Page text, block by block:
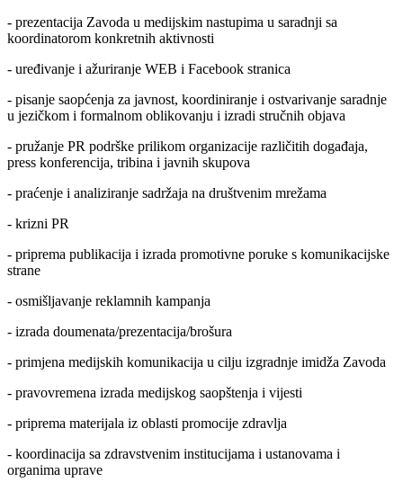
- prezentacija Zavoda u medijskim nastupima u saradnji sa
koordinatorom konkretnih aktivnosti
- uređivanje i ažuriranje WEB i Facebook stranica
- pisanje saopćenja za javnost, koordiniranje i ostvarivanje saradnje
u jezičkom i formalnom oblikovanju i izradi stručnih objava
- pružanje PR podrške prilikom organizacije različitih događaja,
press konferencija, tribina i javnih skupova
- praćenje i analiziranje sadržaja na društvenim mrežama
- krizni PR
- priprema publikacija i izrada promotivne poruke s komunikacijske
strane
- osmišljavanje reklamnih kampanja
- izrada doumenata/prezentacija/brošura
- primjena medijskih komunikacija u cilju izgradnje imidža Zavoda
- pravovremena izrada medijskog saopštenja i vijesti
- priprema materijala iz oblasti promocije zdravlja
- koordinacija sa zdravstvenim institucijama i ustanovama i
organima uprave